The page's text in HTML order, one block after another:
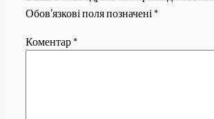
Обов’язкові поля позначені *
Коментар *